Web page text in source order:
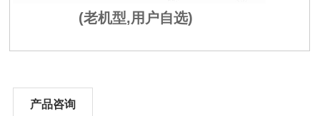
(老机型,用户自选)
产品咨询